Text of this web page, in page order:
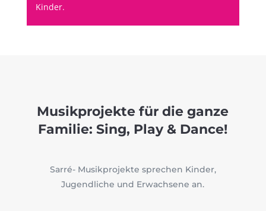
Kinder.
Musikprojekte für die ganze
Familie: Sing, Play & Dance!
Sarré- Musikprojekte sprechen Kinder,
Jugendliche und Erwachsene an.